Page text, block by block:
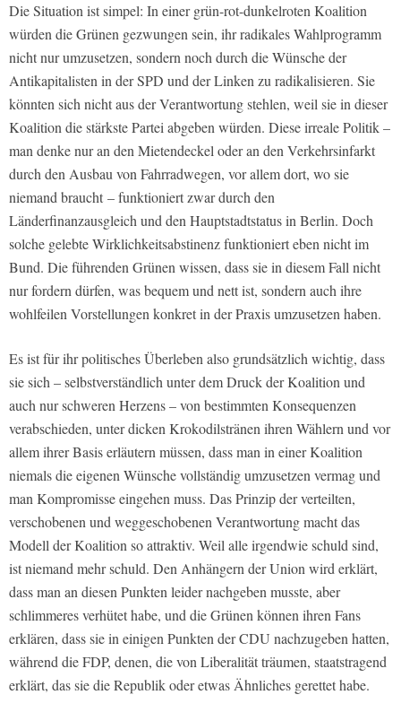
Die Situation ist simpel: In einer grün-rot-dunkelroten Koalition
würden die Grünen gezwungen sein, ihr radikales Wahlprogramm
nicht nur umzusetzen, sondern noch durch die Wünsche der
Antikapitalisten in der SPD und der Linken zu radikalisieren. Sie
könnten sich nicht aus der Verantwortung stehlen, weil sie in dieser
Koalition die stärkste Partei abgeben würden. Diese irreale Politik –
man denke nur an den Mietendeckel oder an den Verkehrsinfarkt
durch den Ausbau von Fahrradwegen, vor allem dort, wo sie
niemand braucht – funktioniert zwar durch den
Länderfinanzausgleich und den Hauptstadtstatus in Berlin. Doch
solche gelebte Wirklichkeitsabstinenz funktioniert eben nicht im
Bund. Die führenden Grünen wissen, dass sie in diesem Fall nicht
nur fordern dürfen, was bequem und nett ist, sondern auch ihre
wohlfeilen Vorstellungen konkret in der Praxis umzusetzen haben.
Es ist für ihr politisches Überleben also grundsätzlich wichtig, dass
sie sich – selbstverständlich unter dem Druck der Koalition und
auch nur schweren Herzens – von bestimmten Konsequenzen
verabschieden, unter dicken Krokodilstränen ihren Wählern und vor
allem ihrer Basis erläutern müssen, dass man in einer Koalition
niemals die eigenen Wünsche vollständig umzusetzen vermag und
man Kompromisse eingehen muss. Das Prinzip der verteilten,
verschobenen und weggeschobenen Verantwortung macht das
Modell der Koalition so attraktiv. Weil alle irgendwie schuld sind,
ist niemand mehr schuld. Den Anhängern der Union wird erklärt,
dass man an diesen Punkten leider nachgeben musste, aber
schlimmeres verhütet habe, und die Grünen können ihren Fans
erklären, dass sie in einigen Punkten der CDU nachzugeben hatten,
während die FDP, denen, die von Liberalität träumen, staatstragend
erklärt, das sie die Republik oder etwas Ähnliches gerettet habe.